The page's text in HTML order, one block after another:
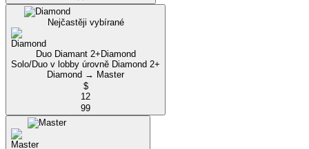
Nejčastěji vybírané
Duo Diamant 2+ Diamond
Solo/Duo v lobby úrovně Diamond 2+
Diamond → Master
$
12
99